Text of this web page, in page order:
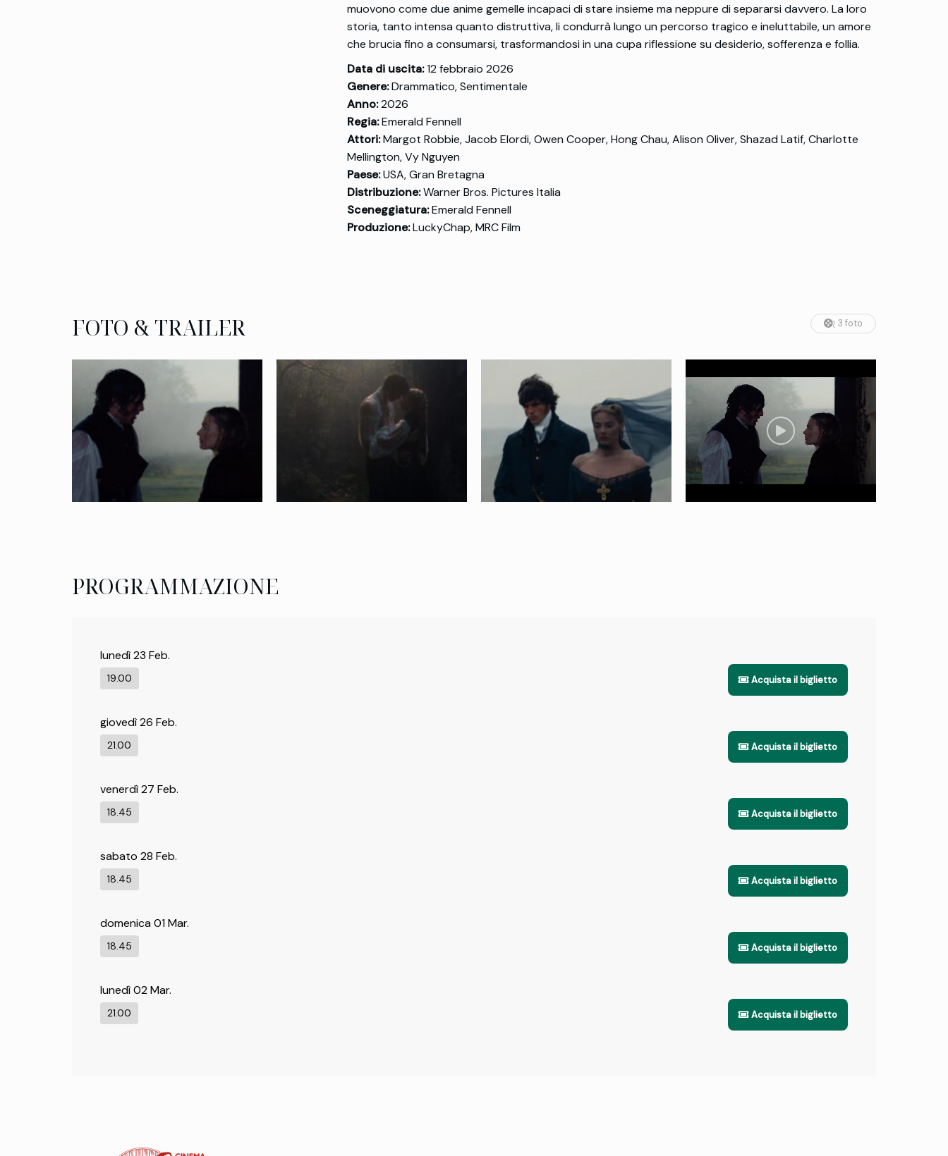
muovono come due anime gemelle incapaci di stare insieme ma neppure di separarsi davvero. La loro
storia, tanto intensa quanto distruttiva, li condurrà lungo un percorso tragico e ineluttabile, un amore
che brucia fino a consumarsi, trasformandosi in una cupa riflessione su desiderio, sofferenza e follia.
Data di uscita:12 febbraio 2026
Genere:Drammatico, Sentimentale
Anno:2026
Regia:Emerald Fennell
Attori:Margot Robbie, Jacob Elordi, Owen Cooper, Hong Chau, Alison Oliver, Shazad Latif, Charlotte
Mellington, Vy Nguyen
Paese:USA, Gran Bretagna
Distribuzione:Warner Bros. Pictures Italia
Sceneggiatura:Emerald Fennell
Produzione:LuckyChap, MRC Film
FOTO & TRAILER 3 foto
PROGRAMMAZIONE
lunedì 23 Feb.
Acquista il biglietto
19.00
giovedì 26 Feb.
Acquista il biglietto
21.00
venerdì 27 Feb.
Acquista il biglietto
18.45
sabato 28 Feb.
Acquista il biglietto
18.45
domenica 01 Mar.
Acquista il biglietto
18.45
lunedì 02 Mar.
Acquista il biglietto
21.00